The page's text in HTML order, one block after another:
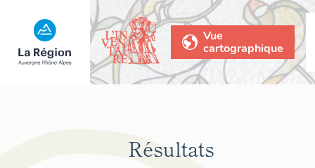
Vue
cartographique
Résultats